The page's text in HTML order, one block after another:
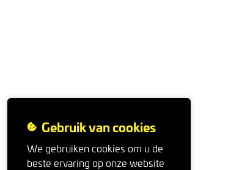
Gebruik van cookies
We gebruiken cookies om u de
beste ervaring op onze website